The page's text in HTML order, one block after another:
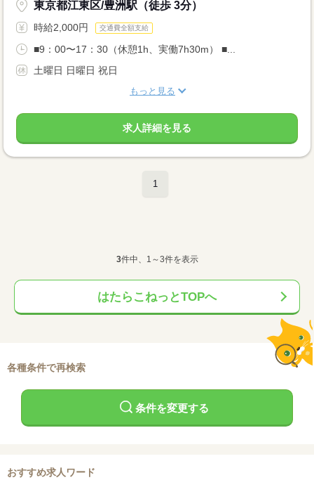
東京都江東区/豊洲駅（徒歩 3分）
時給2,000円 交通費全額支給
■9：00〜17：30（休憩1h、実働7h30m） ■...
土曜日 日曜日 祝日
もっと見る
求人詳細を見る
1
3件中、1～3件を表示
はたらこねっとTOPへ
各種条件で再検索
条件を変更する
おすすめ求人ワード